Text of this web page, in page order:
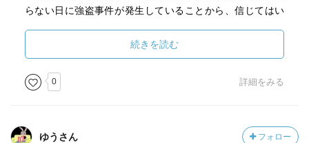
らない日に強盗事件が発生していることから、信じてはい
・源三郎長男・源太郎誕生続きを読む
0 詳細をみる
ゆうさん フォロー